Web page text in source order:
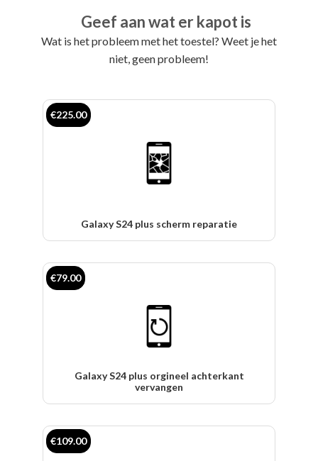
Geef aan wat er kapot is
Wat is het probleem met het toestel? Weet je het
niet, geen probleem!
Galaxy S24 plus scherm reparatie
€225.00
Galaxy S24 plus orgineel achterkant
vervangen
€79.00
€109.00